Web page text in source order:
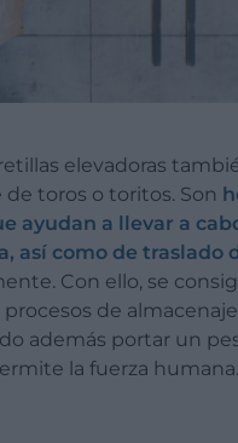
toros o toritos. Son
ayudan a llevar a
así como de traslado
Con ello, se
procesos de
además portar un
la fuerza humana.